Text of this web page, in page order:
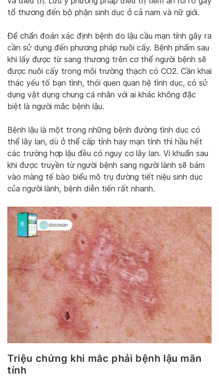
tổ thương đến bộ phận sinh dục ở cả nam và nữ giới.
Để chẩn đoán xác định bệnh do lậu cầu mạn tính gây ra
cần sử dụng đến phương pháp nuôi cấy. Bệnh phẩm sau
khi lấy được từ sang thương trên cơ thể người bệnh sẽ
được nuôi cấy trong môi trường thạch có CO2. Cần khai
thác yếu tố bạn tình, thói quen quan hệ tình dục, có sử
dụng vật dụng chung cá nhân với ai khác không đặc
biệt là người mắc bệnh lậu.
Bệnh lậu là một trong những bệnh đường tình dục có
thể lây lan, dù ở thể cấp tính hay mạn tính thì hầu hết
các trường hợp lậu đều có nguy cơ lây lan. Vi khuẩn sau
khi được truyền từ người bệnh sang người lành sẽ bám
vào màng tế bào biểu mô trụ đường tiết niệu sinh dục
của người lành, bệnh diễn tiến rất nhanh.
Triệu chứng khi mắc phải bệnh lậu mãn
tính